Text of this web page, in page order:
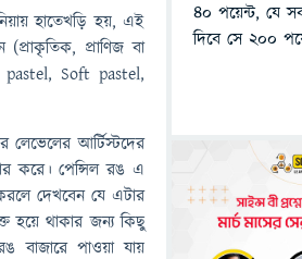
হাতেখড়ি হয়, এই
প্রাণিজ বা
Soft pastel,
আর্টিস্টদের
করে। পেন্সিল রঙ এ
দেখবেন যে এটার
হয়ে থাকার জন্য কিছু
বাজারে পাওয়া যায়
৪০ পয়েন্ট, যে
দিবে সে ২০০